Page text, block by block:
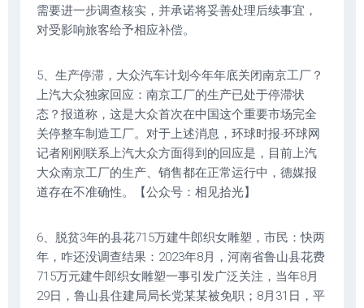
需要进一步调查核实，并承诺将妥善处理后续事宜，
对受影响旅客给予相应补偿。
5、生产停滞，大众汽车计划今年年底关闭南京工厂？
上汽大众独家回应：南京工厂的生产已处于停滞状
态？报道称，这是大众首次在中国这个重要市场完全
关停整车制造工厂。对于上述消息，环球时报-环球网
记者刚刚联系上汽大众方面得到的回应是，目前上汽
大众南京工厂的生产、销售都在正常运行中，德媒报
道存在不准确性。【公众号：相见拾光】
6、脱贫3年的县花715万建牛郎织女雕塑，市民：快两
年，咋还没调查结果：2023年8月，河南省鲁山县花费
715万元建牛郎织女雕塑一事引发广泛关注，当年8月
29日，鲁山县住建局局长党某某被免职；8月31日，平